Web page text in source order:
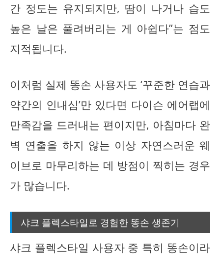
간 정도는 유지되지만, 땀이 나거나 습도
높은 날은 풀려버리는 게 아쉽다”는 점도
지적됩니다.
이처럼 실제 똥손 사용자도 ‘꾸준한 연습과
약간의 인내심’만 있다면 다이슨 에어랩에
만족감을 드러내는 편이지만, 아침마다 완
벽 연출을 하지 않는 이상 자연스러운 웨
이브로 마무리하는 데 방점이 찍히는 경우
가 많습니다.
샤크 플렉스타일로 경험한 똥손 생존기
샤크 플렉스타일 사용자 중 특히 똥손이라